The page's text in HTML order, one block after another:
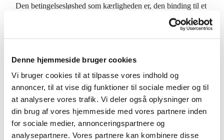
Denne hjemmeside bruger cookies
Vi bruger cookies til at tilpasse vores indhold og
annoncer, til at vise dig funktioner til sociale medier og til
at analysere vores trafik. Vi deler også oplysninger om
din brug af vores hjemmeside med vores partnere inden
for sociale medier, annonceringspartnere og
analysepartnere. Vores partnere kan kombinere disse
Den betingelsesløshed som kærligheden er, den binding til et
andet menneske, som kærligheden indebærer, er netop det,
som Peter ikke formår. Når det virkelig gælder, så er Peter
løbet, så er han væk, så svigter han…
Måske er det en erfaring, vi alle sammen gør: At når vi er
unge, så lever vi, som om vi er ubundne. Og efterhånden
erfarer vi eller indser vi, at kærlighedens liv kun kan leves,
når vi er bundet til en anden eller til andre mennesker – viklet
ind i deres liv med alt det, det medfører.
Kærlighedens bånd indebærer, at vi får det hele med og skal